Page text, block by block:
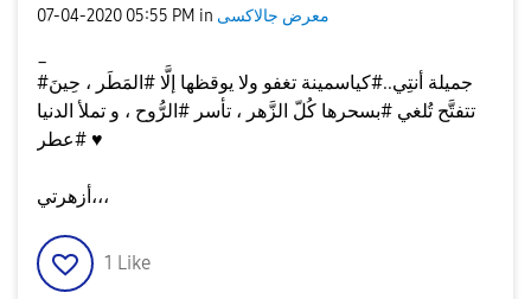
‎07-04-2020 05:55 PM in معرض جالاكسى
#جميلة أنتِي..#كياسمينة تغفو ولا يوقظها إلَّا #المَطَر ، حِينَ
تتفتَّح تُلغي #بسحرها كُلّ الزَّهر ، تأسر #الرُّوح ، و تملأ الدنيا
♥️
أزهرتي،،،
1 Like